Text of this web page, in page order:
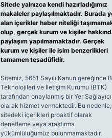
Sitede yalnızca kendi hazırladığımız
makaleler paylaşılmaktadır. Burada
alan içerikler haber niteliği
olup, gerçek kurum ve kişiler
paylaşım yapılmamaktadır. Gerçek
kurum ve kişiler ile isim benzerlikleri
tamamen tesadüfidir.
Sitemiz, 5651 Sayılı Kanun gereğince
Teknolojileri ve İletişim Kurumu (BTK)
tarafından onaylanmış bir Yer Sağlayıcı
olarak hizmet vermektedir. Bu nedenle,
sitedeki içerikleri proaktif olarak
denetleme veya araştırma
yükümlülüğümüz bulunmamaktadır.